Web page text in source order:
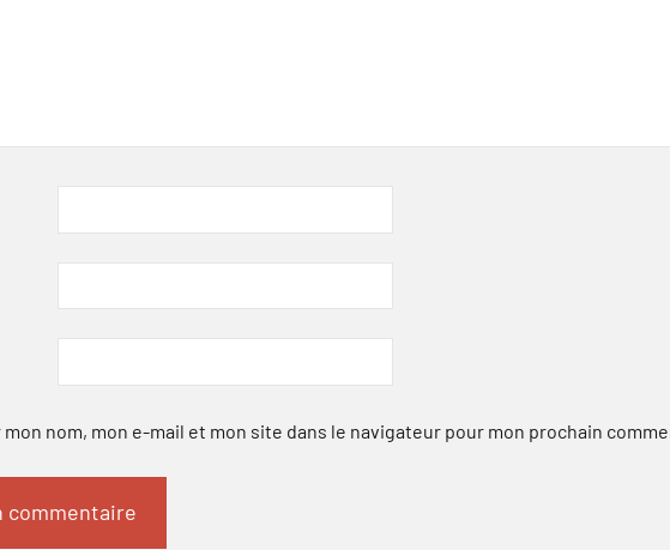
nom, mon e-mail et mon site dans le navigateur pour mon prochain